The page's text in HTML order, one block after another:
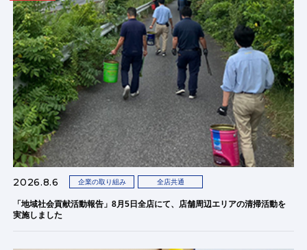
2026.8.6 企業の取り組み 全店共通
「地域社会貢献活動報告」8月5日全店にて、店舗周辺エリアの清掃活動を
実施しました